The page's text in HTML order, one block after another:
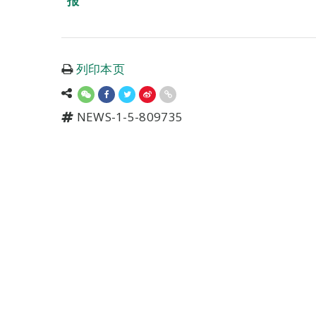
列印本页
NEWS-1-5-809735